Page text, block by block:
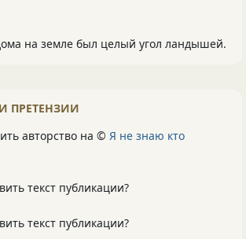
на земле был целый угол ландышей.
ПРЕТЕНЗИИ
авторство на © Я не знаю кто
текст публикации?
текст публикации?